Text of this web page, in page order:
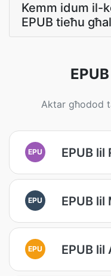
Kemm idum il-
EPUB tieħu
Aktar għodod
EPU EPUB lil
EPU EPUB lil
EPU EPUB lil